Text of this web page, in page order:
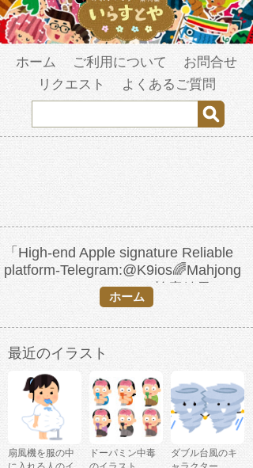
ホーム ご利用について
お問合せ
リクエスト
よくあるご質問
「High-end Apple signature Reliable
platform-Telegram:@K9ios🌈Mahjong
Apple signature.idg」の検索結果
ホーム
最近のイラスト
扇風機を服の中
ドーパミン中毒
ダブル台風のキ